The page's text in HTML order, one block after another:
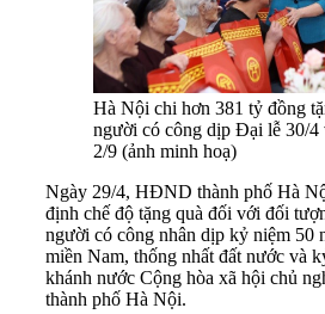
Hà Nội chi hơn 381 tỷ đồng
người có công dịp Đại lễ 30/4
2/9 (ảnh minh hoạ)
Ngày 29/4, HĐND thành phố Hà
định chế độ tặng quà đối với đối
người có công nhân dịp kỷ niệm 50
miền Nam, thống nhất đất nước và
khánh nước Cộng hòa xã hội chủ
thành phố Hà Nội.